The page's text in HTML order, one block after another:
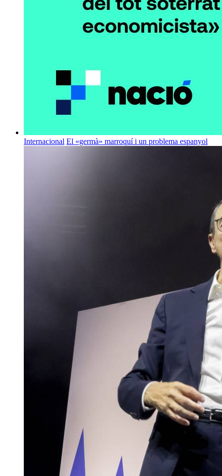
Internacional El «germà» marroquí i un problema espanyol